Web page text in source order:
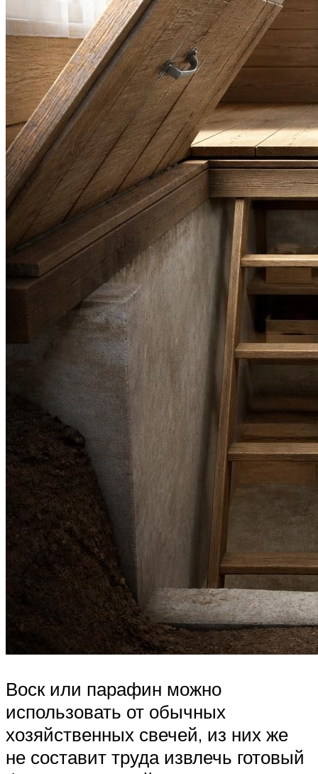
Воск или парафин можно
использовать от обычных
хозяйственных свечей, из них же
не составит труда извлечь готовый